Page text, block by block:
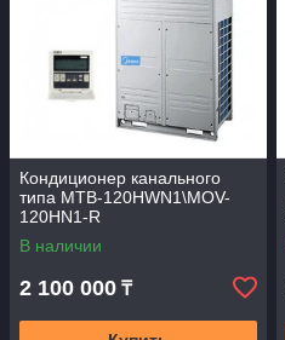
Кондиционер канального
типа MTB-120HWN1\MOV-
120HN1-R
В наличии
2 100 000 ₸